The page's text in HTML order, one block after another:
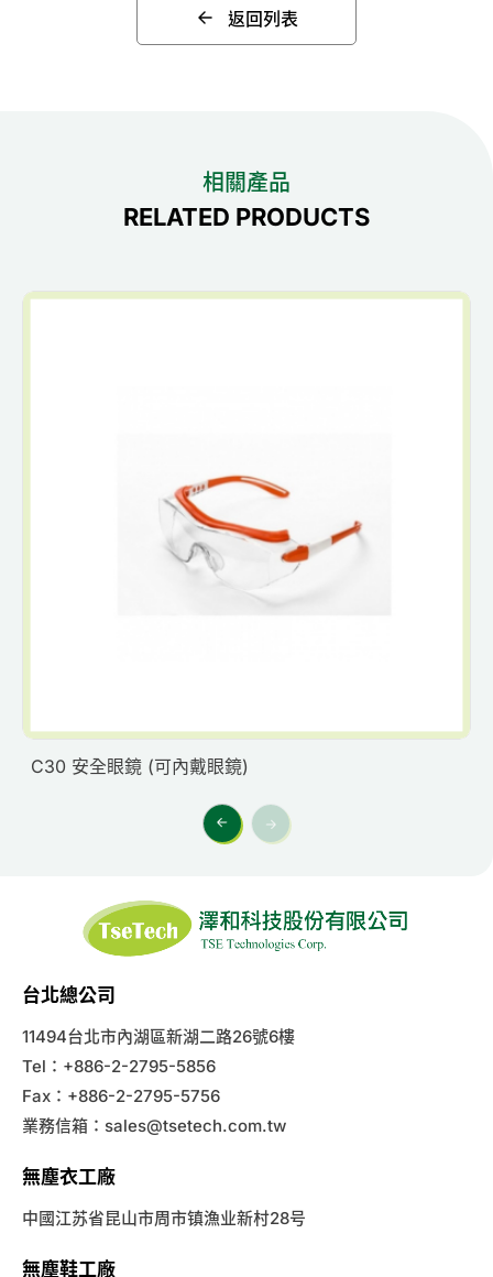
返回列表
相關產品
RELATED PRODUCTS
C30 安全眼鏡 (可內戴眼鏡)
台北總公司
11494台北市內湖區新湖二路26號6樓
Tel：+886-2-2795-5856
Fax：+886-2-2795-5756
業務信箱： sales@tsetech.com.tw
無塵衣工廠
中國江苏省昆山市周市镇漁业新村28号
無塵鞋工廠